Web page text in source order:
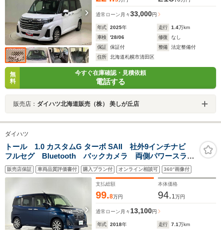
通常ローン 月々33,000円
年式 2025年 走行 1.4万km
車検
'28/06 修復
なし
保証
保証付 整備
法定整備付
住所
北海道札幌市清田区
無
料
今すぐ在庫確認・見積依頼
電話する
販売店： ダイハツ北海道販売（株） 美しが丘店
ダイハツ
トール 1.0 カスタムG ターボ SAII 社外9インチナビ
フルセグ Bluetooth バックカメラ 両側パワースライ
ドドア スマートアシストII 衝突被害軽減システム 誤
発進抑制制御機能 車線逸脱警報機能 純正15インチア
ルミホイール スマートキー
販売店保証 車両品質評価書付 購入プラン付 オンライン相談可 360°画像付
支払総額
99.8万円
本体価格
94. 1万円
通常ローン 月々13,100円
年式 2018年 走行 7.1万km